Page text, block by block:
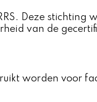
Deze stichting
van de
worden voor